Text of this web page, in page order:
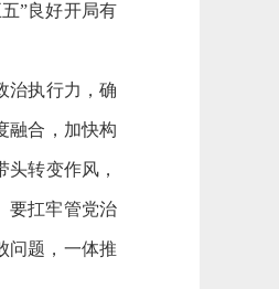
”良好开局有
治执行力，确
融合，加快构
转变作风，
要扛牢管党治
问题，一体推